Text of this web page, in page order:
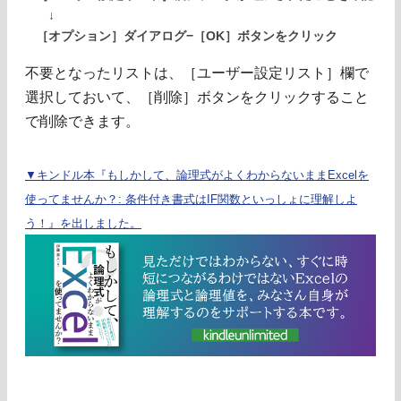
↓
［オプション］ダイアログ−［OK］ボタンをクリック
不要となったリストは、［ユーザー設定リスト］欄で
選択しておいて、［削除］ボタンをクリックすること
で削除できます。
▼キンドル本『もしかして、論理式がよくわからないままExcelを
使ってませんか？: 条件付き書式はIF関数といっしょに理解しよ
う！』を出しました。